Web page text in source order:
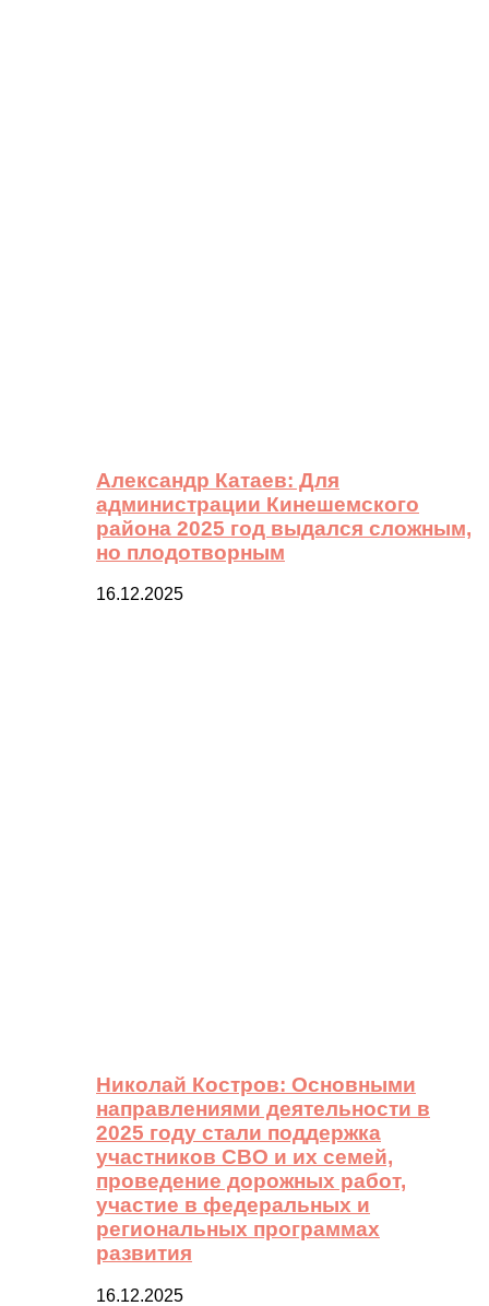
Александр Катаев: Для
администрации Кинешемского
района 2025 год выдался сложным,
но плодотворным
16.12.2025
Николай Костров: Основными
направлениями деятельности в
2025 году стали поддержка
участников СВО и их семей,
проведение дорожных работ,
участие в федеральных и
региональных программах
развития
16.12.2025